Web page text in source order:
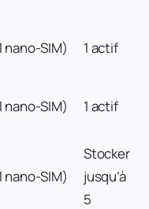
nano-SIM) 1 actif
nano-SIM) 1 actif
nano-SIM)
Stocker
jusqu’à
5